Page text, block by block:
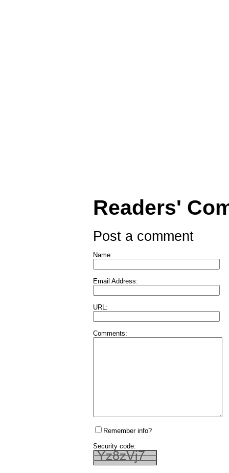
Readers'
Post a comment
Name:
Email Address:
URL:
Comments:
Remember info?
Security code: